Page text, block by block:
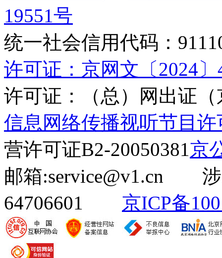
19551号
统一社会信用代码：
许可证：京网文〔2024〕
许可证：（总）网出证（
信息网络传播视听节目许
营许可证B2-20050381京
邮箱:service@v1.cn 涉
64706601 京ICP备